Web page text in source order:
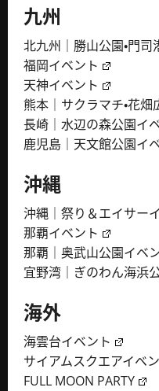
九州
北九州｜勝山公園・門
福岡イベント
天神イベント
熊本｜サクラマチ・花
長崎｜水辺の森公園イ
鹿児島｜天文館公園イ
沖縄
沖縄｜祭り＆エイサー
那覇イベント
那覇｜奥武山公園イベ
宜野湾｜ぎのわん海浜
海外
海雲台イベント
サイアムスクエアイベ
FULL MOON PARTY